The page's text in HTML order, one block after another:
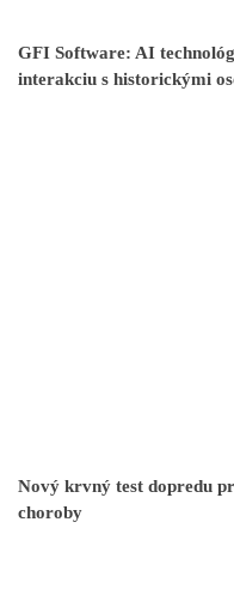
GFI Software: AI
interakciu s historickými
Nový krvný test dopredu
choroby